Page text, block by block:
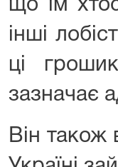
що їм
інші
ці
зазначає
Він також